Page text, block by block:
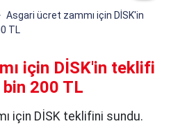
Asgari ücret zammı için DİSK'in
TL
için DİSK'in teklifi
200 TL
için DİSK teklifini sundu.